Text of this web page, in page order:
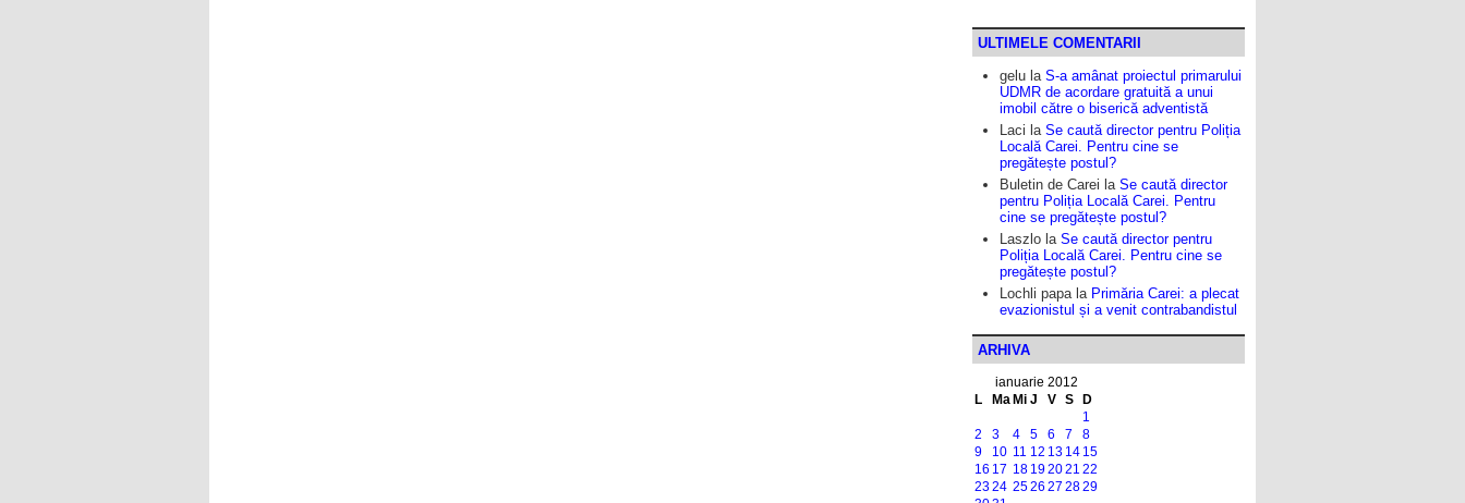
ULTIMELE COMENTARII
gelu la S-a amânat proiectul primarului
UDMR de acordare gratuită a unui
imobil către o biserică adventistă
Laci la Se caută director pentru Poliția
Locală Carei. Pentru cine se
pregătește postul?
Buletin de Carei la Se caută director
pentru Poliția Locală Carei. Pentru
cine se pregătește postul?
Laszlo la Se caută director pentru
Poliția Locală Carei. Pentru cine se
pregătește postul?
Lochli papala Primăria Carei: a plecat
evazionistul și a venit contrabandistul
ARHIVA
ianuarie 2012
L
Ma Mi J V S D
1
2
3 4 5 6 7
8
9
10 11 12 13 14 15
16 17 18 192021 22
2324 2526 27 2829